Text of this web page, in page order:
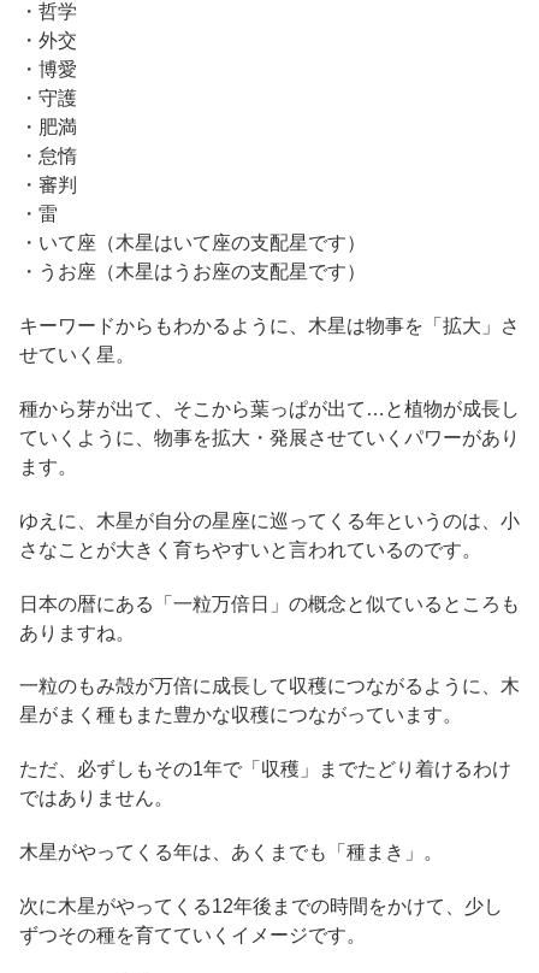
・哲学
・外交
・博愛
・守護
・肥満
・怠惰
・審判
・雷
・いて座（木星はいて座の支配星です）
・うお座（木星はうお座の支配星です）
キーワードからもわかるように、木星は物事を「拡大」さ
せていく星。
種から芽が出て、そこから葉っぱが出て…と植物が成長し
ていくように、物事を拡大・発展させていくパワーがあり
ます。
ゆえに、木星が自分の星座に巡ってくる年というのは、小
さなことが大きく育ちやすいと言われているのです。
日本の暦にある「一粒万倍日」の概念と似ているところも
ありますね。
一粒のもみ殻が万倍に成長して収穫につながるように、木
星がまく種もまた豊かな収穫につながっています。
ただ、必ずしもその1年で「収穫」までたどり着けるわけ
ではありません。
木星がやってくる年は、あくまでも「種まき」。
次に木星がやってくる12年後までの時間をかけて、少し
ずつその種を育てていくイメージです。